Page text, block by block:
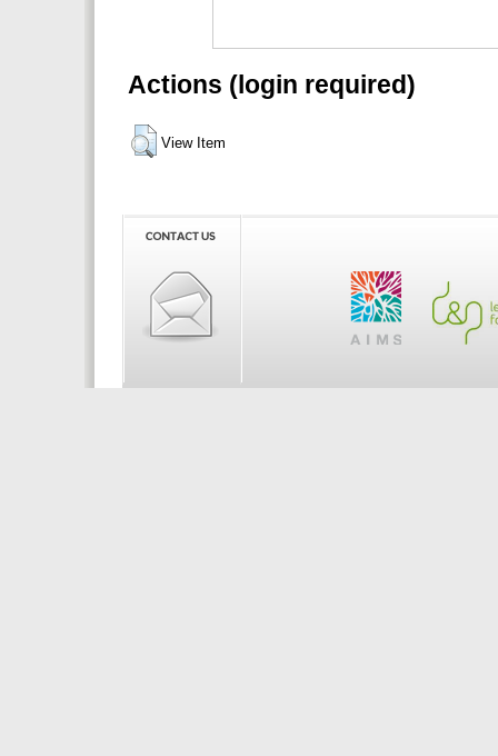
Actions (login required)
View Item